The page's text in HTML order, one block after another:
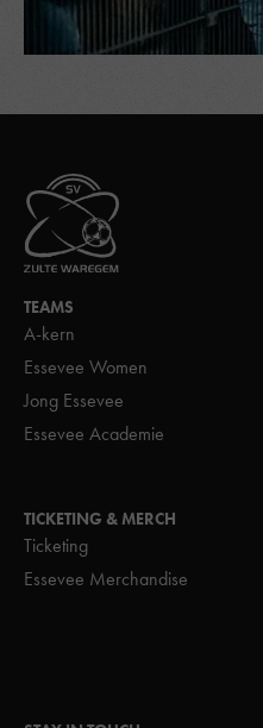
TEAMS
A-kern
Essevee Women
Jong Essevee
Essevee Academie
TICKETING & MERCH
Ticketing
Essevee Merchandise